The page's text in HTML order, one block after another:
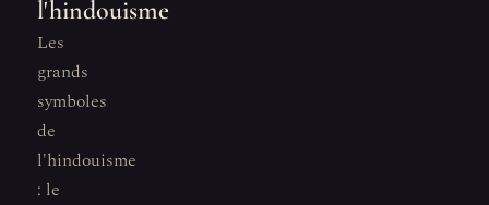
l'hindouisme
Les
grands
symboles
de
l'hindouisme
: le